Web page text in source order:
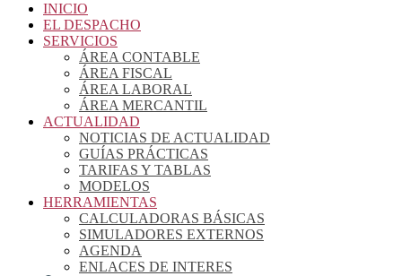
INICIO
EL DESPACHO
SERVICIOS
ÁREA CONTABLE
ÁREA FISCAL
ÁREA LABORAL
ÁREA MERCANTIL
ACTUALIDAD
NOTICIAS DE ACTUALIDAD
GUÍAS PRÁCTICAS
TARIFAS Y TABLAS
MODELOS
HERRAMIENTAS
CALCULADORAS BÁSICAS
SIMULADORES EXTERNOS
AGENDA
ENLACES DE INTERES